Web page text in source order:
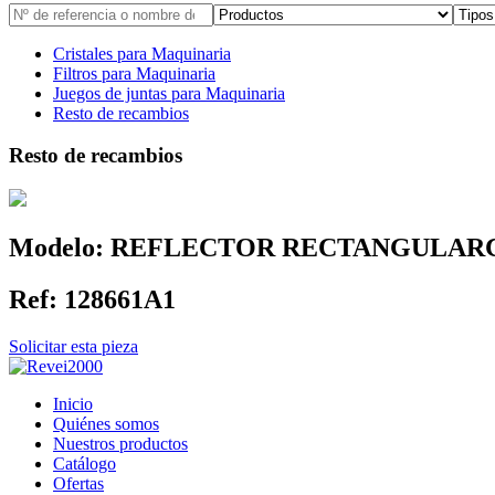
Cristales para Maquinaria
Filtros para Maquinaria
Juegos de juntas para Maquinaria
Resto de recambios
Resto de recambios
Modelo: REFLECTOR
Ref: 128661A1
Solicitar esta pieza
Inicio
Quiénes somos
Nuestros productos
Catálogo
Ofertas